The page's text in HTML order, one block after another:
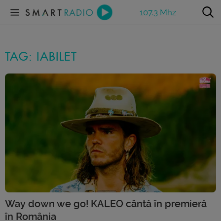
107.3 Mhz
TAG: IABILET
Way down we go! KALEO cântă în premieră
în România